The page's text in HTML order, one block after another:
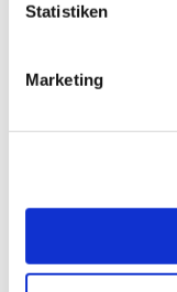
Statistiken
Marketing
September 2024
Februar 2024
März 2022
September 2021